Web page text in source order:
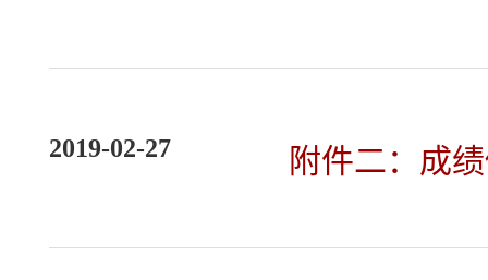
2019-02-27 附件二：成